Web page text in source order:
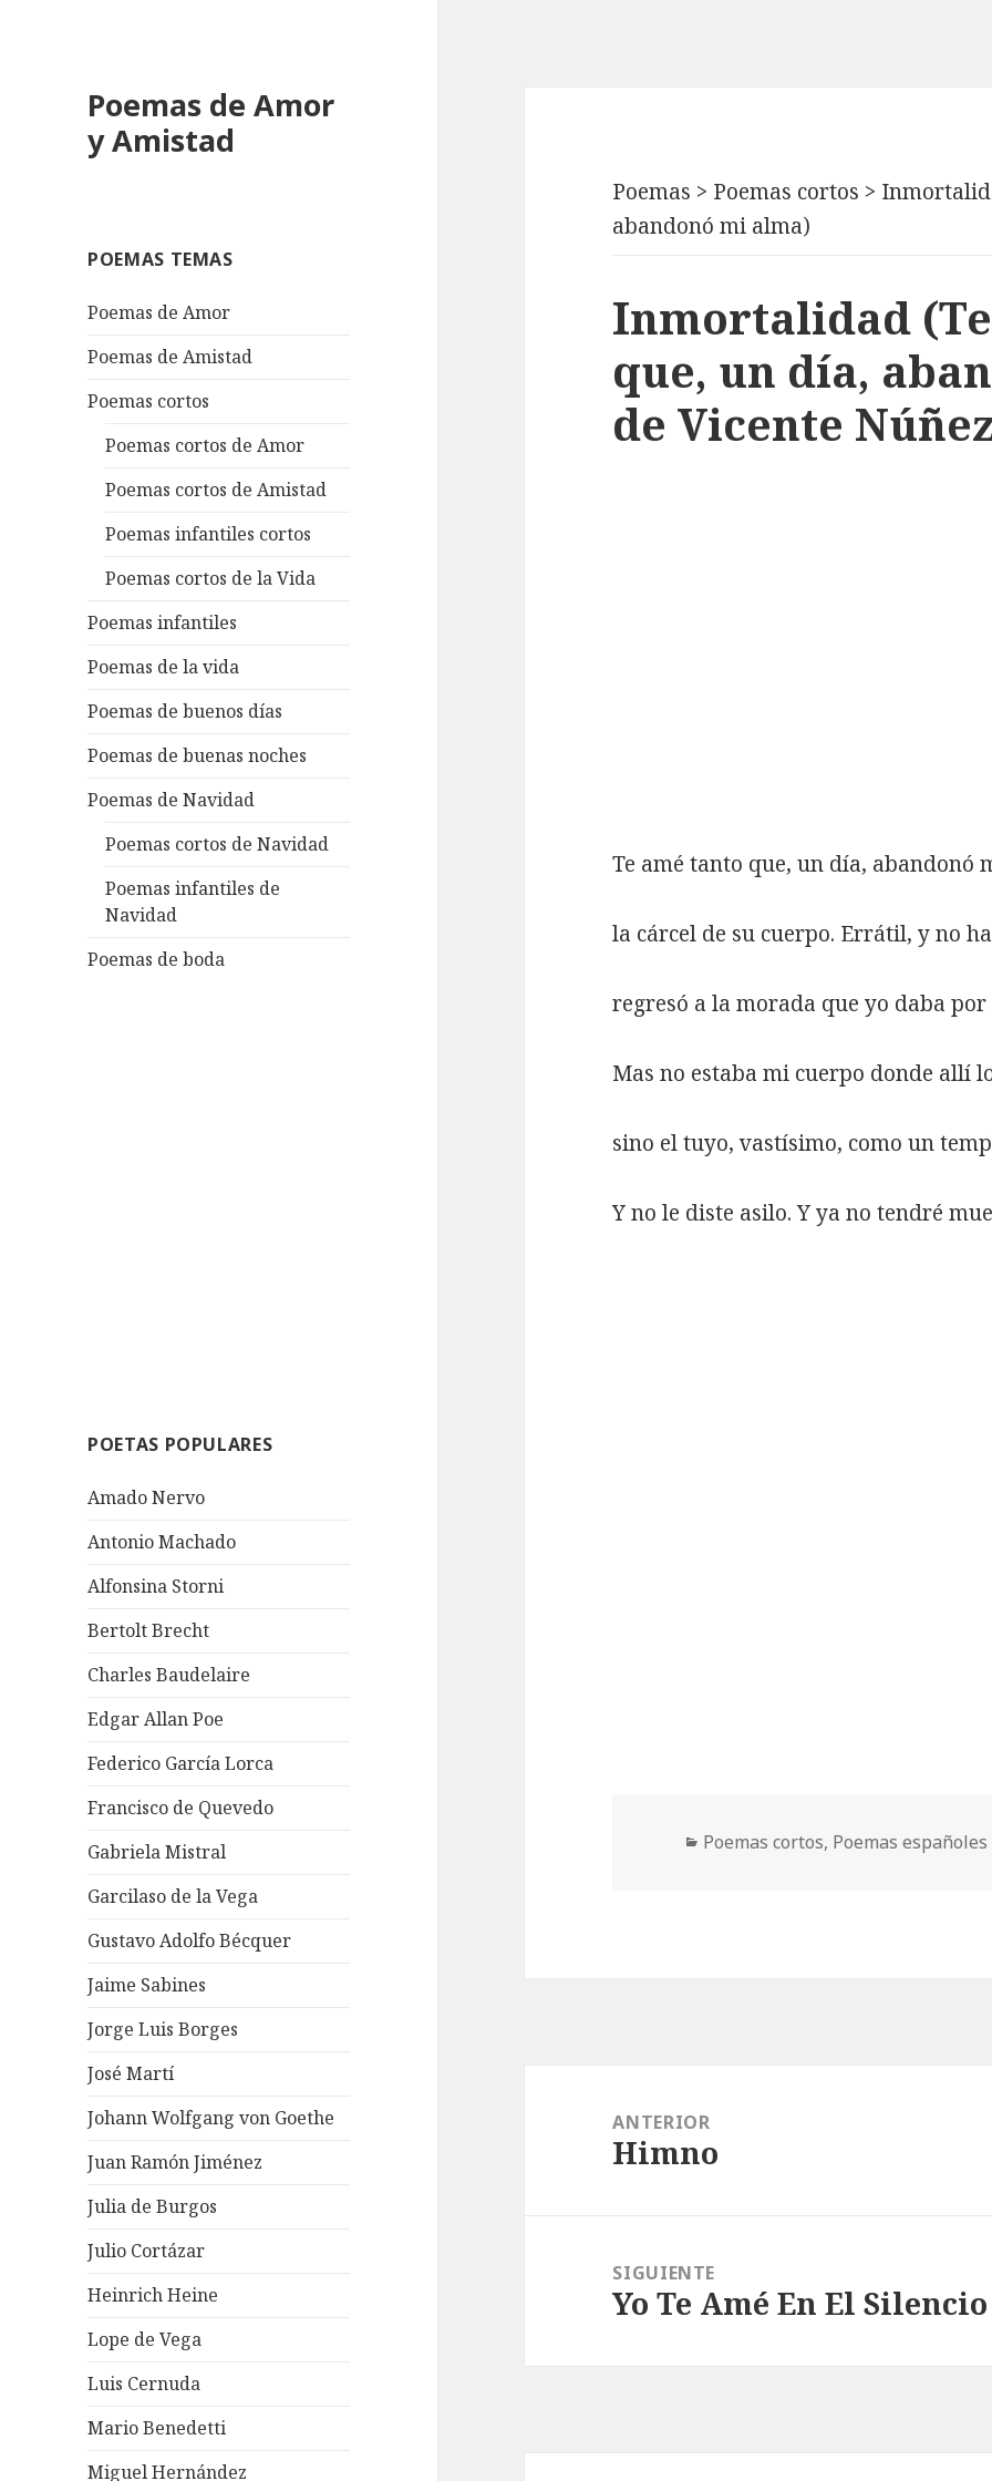
Poemas de Amor
y Amistad
POEMAS TEMAS
Poemas de Amor
Poemas de Amistad
Poemas cortos
Poemas cortos de Amor
Poemas cortos de Amistad
Poemas infantiles cortos
Poemas cortos de la Vida
Poemas infantiles
Poemas de la vida
Poemas de buenos días
Poemas de buenas noches
Poemas de Navidad
Poemas cortos de Navidad
Poemas infantiles de
Navidad
Poemas de boda
POETAS POPULARES
Amado Nervo
Antonio Machado
Alfonsina Storni
Bertolt Brecht
Charles Baudelaire
Edgar Allan Poe
Federico García Lorca
Francisco de Quevedo
Gabriela Mistral
Garcilaso de la Vega
Gustavo Adolfo Bécquer
Jaime Sabines
Jorge Luis Borges
José Martí
Johann Wolfgang von Goethe
Juan Ramón Jiménez
Julia de Burgos
Julio Cortázar
Heinrich Heine
Lope de Vega
Luis Cernuda
Mario Benedetti
Miguel Hernández
Poemas > Poemas cortos >
abandonó mi alma)
Inmortalidad
que, un día,
de Vicente
Te amé tanto que, un día, abandonó
la cárcel de su cuerpo. Errátil, y no
regresó a la morada que yo daba por
Mas no estaba mi cuerpo donde allí
sino el tuyo, vastísimo, como un
Y no le diste asilo. Y ya no tendré
Categorías
Poemas cortos, Poemas españoles
entradas
ANTERIOR
Entrada
Himno
SIGUIENTE
Entrada
Yo Te Amé En El Silencio